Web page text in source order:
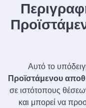
Αυτό το
Προϊστάμενου
σε ιστότοπους
και μπορεί να